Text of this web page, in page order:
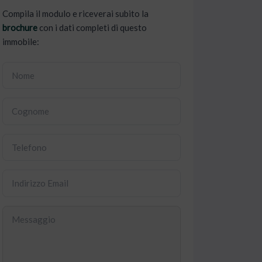
Compila il modulo e riceverai subito la
brochurecon i dati completi di questo
immobile: